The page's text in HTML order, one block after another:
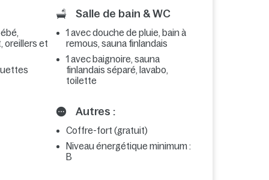
oreillers et
Salle de bain & WC
1 avec douche de pluie, bain à
remous, sauna finlandais
1 avec baignoire, sauna
finlandais séparé, lavabo,
toilette
Autres :
Coffre-fort (gratuit)
Niveau énergétique minimum :
B